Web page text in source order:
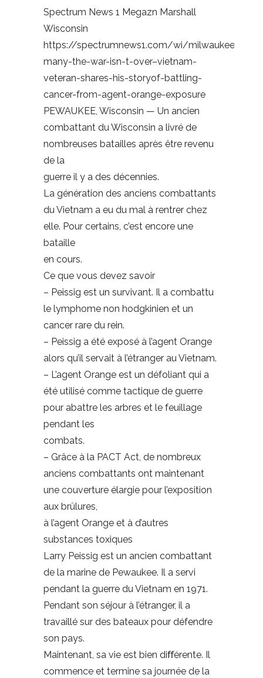
Spectrum News 1 Megazn Marshall
Wisconsin
https://spectrumnews1.com/wi/milwaukee/
many-the-war-isn-t-over–vietnam-
veteran-shares-his-storyof-battling-
cancer-from-agent-orange-exposure
PEWAUKEE, Wisconsin — Un ancien
combattant du Wisconsin a livré de
nombreuses batailles après être revenu
de la
guerre il y a des décennies.
La génération des anciens combattants
du Vietnam a eu du mal à rentrer chez
elle. Pour certains, c’est encore une
bataille
en cours.
Ce que vous devez savoir
– Peissig est un survivant. Il a combattu
le lymphome non hodgkinien et un
cancer rare du rein.
– Peissig a été exposé à l’agent Orange
alors qu’il servait à l’étranger au Vietnam.
– L’agent Orange est un défoliant qui a
été utilisé comme tactique de guerre
pour abattre les arbres et le feuillage
pendant les
combats.
– Grâce à la PACT Act, de nombreux
anciens combattants ont maintenant
une couverture élargie pour l’exposition
aux brûlures,
à l’agent Orange et à d’autres
substances toxiques
Larry Peissig est un ancien combattant
de la marine de Pewaukee. Il a servi
pendant la guerre du Vietnam en 1971.
Pendant son séjour à l’étranger, il a
travaillé sur des bateaux pour défendre
son pays.
Maintenant, sa vie est bien diﬀérente. Il
commence et termine sa journée de la